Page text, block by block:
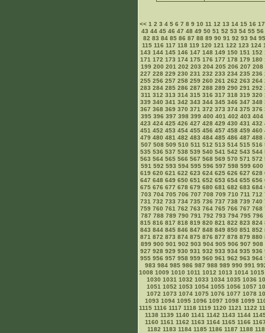
<<1 2 3 4 5 6 7 8 9 10 11 12 13 14 15 16 17
43 44 45 46 47 48 49 50 51 52 53 54 55 56
82 83 84 85 86 87 88 89 90 91 92 93 94 95
115 116 117 118 119 120 121 122 123 124
143 144 145 146 147 148 149 150 151 152
171 172 173 174 175 176 177 178 179 180
199 200 201 202 203 204 205 206 207 208
227 228 229 230 231 232 233 234 235 236
255 256 257 258 259 260 261 262 263 264
283 284 285 286 287 288 289 290 291 292
311 312 313 314 315 316 317 318 319 320
339 340 341 342 343 344 345 346 347 348
367 368 369 370 371 372 373 374 375 376
395 396 397 398 399 400 401 402 403 404
423 424 425 426 427 428 429 430 431 432
451 452 453 454 455 456 457 458 459 460
479 480 481 482 483 484 485 486 487 488
507 508 509 510 511 512 513 514 515 516
535 536 537 538 539 540 541 542 543 544
563 564 565 566 567 568 569 570 571 572
591 592 593 594 595 596 597 598 599 600
619 620 621 622 623 624 625 626 627 628
647 648 649 650 651 652 653 654 655 656
675 676 677 678 679 680 681 682 683 684
703 704 705 706 707 708 709 710 711 712
731 732 733 734 735 736 737 738 739 740
759 760 761 762 763 764 765 766 767 768
787 788 789 790 791 792 793 794 795 796
815 816 817 818 819 820 821 822 823 824
843 844 845 846 847 848 849 850 851 852
871 872 873 874 875 876 877 878 879 880
899 900 901 902 903 904 905 906 907 908
927 928 929 930 931 932 933 934 935 936
955 956 957 958 959 960 961 962 963 964
983 984 985 986 987 988 989 990 991
1008 1009 1010 1011 1012 1013 1014 1015
1030 1031 1032 1033 1034 1035 1036
1051 1052 1053 1054 1055 1056 1057
1072 1073 1074 1075 1076 1077 1078
1093 1094 1095 1096 1097 1098 1099
1115 1116 1117 1118 1119 1120 1121 1122
1138 1139 1140 1141 1142 1143 1144
1160 1161 1162 1163 1164 1165 1166
1182 1183 1184 1185 1186 1187 1188